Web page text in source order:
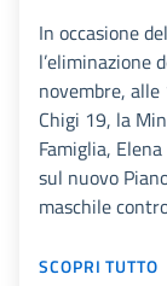
In occasione
l’eliminazione
novembre,
Chigi 19, la
Famiglia,
sul nuovo
maschile
SCOPRI TUTTO